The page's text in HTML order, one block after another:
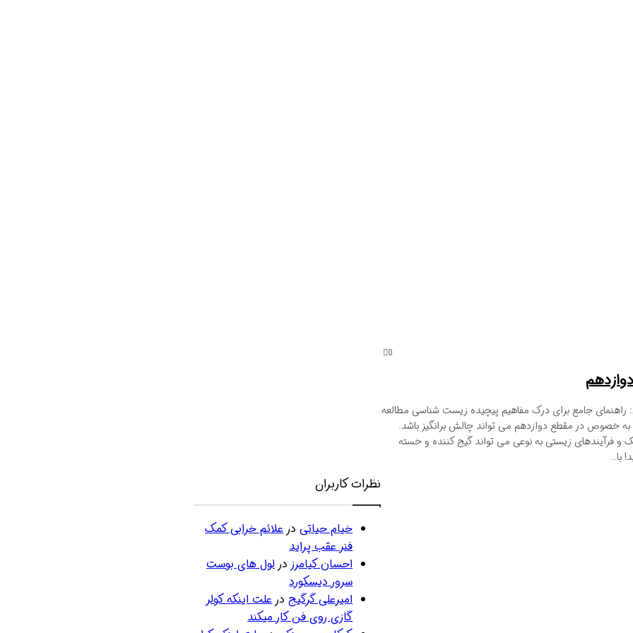
0
جامع برای درک مفاهیم پیچیده زیست شناسی مطالعه
خصوص در مقطع دوازدهم می تواند چالش برانگیز باشد.
و فرآیندهای زیستی به نوعی می تواند گیج کننده و خسته
با…
نظرات کاربران
خیام حیاتیدرعلائم خرابی کمک
فنر عقب پراید
احسان کیامرزدرلول های بوست
سرور دیسکورد
امیرعلی گرگیجدرعلت اینکه کولر
گازی روی فن کار میکند